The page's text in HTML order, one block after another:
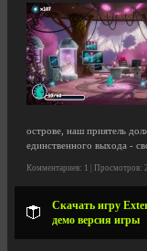
острове, наш приятель
единственного выхода -
Комментариев: 1 | Просмотров:
Скачать игру
демо версия игры